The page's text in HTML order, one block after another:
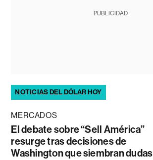
PUBLICIDAD
NOTICIAS DEL DÓLAR HOY
MERCADOS
El debate sobre “Sell América”
resurge tras decisiones de
Washington que siembran dudas